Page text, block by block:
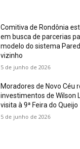
Comitiva de Rondônia
em busca de parcerias
modelo do sistema
vizinho
5 de junho de 2026
Moradores de Novo Céu
investimentos de Wilson
visita à 9ª Feira do Queijo
5 de junho de 2026